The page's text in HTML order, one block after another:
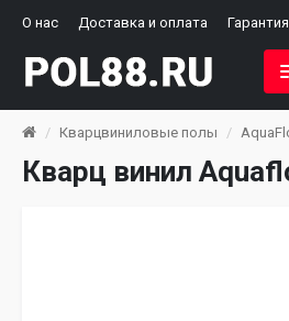
О нас Доставка и оплата
Кварцвиниловые полы
Кварц винил